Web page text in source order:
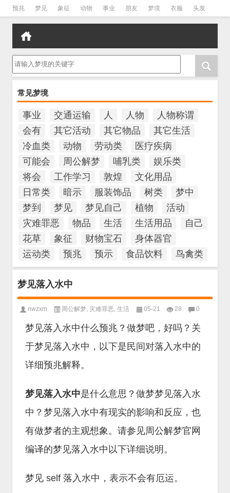
预兆 梦见 象征 动物 事业 朋友 梦境 衣服 头发
孕妇 孩子 吵架 房子
常见梦境
事业 交通运输 人 人物
人物称谓
会有
其它活动 其它物品
其它生活
冷血类
动物 劳动类
医疗疾病
可能会
周公解梦 哺乳类
娱乐类
将会
工作学习 敦煌
文化用品
日常类
暗示 服装饰品 树类
梦中
梦到
梦见 梦见自己 植物
活动
灾难罪恶
物品 生活 生活用品
自己
花草
象征 财物宝石
身体器官
运动类
预兆 预示 食品饮料 鸟禽类
梦见落入水中
nwzxm 周公解梦, 灾难罪恶, 生活 05-21 28 0
梦见落入水中什么预兆？做梦吧，好吗？关
于梦见落入水中，以下是民间对落入水中的
详细预兆解释。
梦见落入水中是什么意思？做梦梦见落入水
中？梦见落入水中有现实的影响和反应，也
有做梦者的主观想象。请参见周公解梦官网
编译的梦见落入水中以下详细说明。
梦见 self 落入水中，表示不会有厄运。